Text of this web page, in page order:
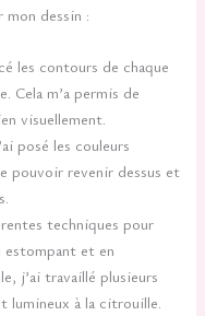
dessin :
les contours de chaque
Cela m’a permis de
visuellement.
posé les couleurs
pouvoir revenir dessus et
techniques pour
et en
j’ai travaillé plusieurs
lumineux à la citrouille.